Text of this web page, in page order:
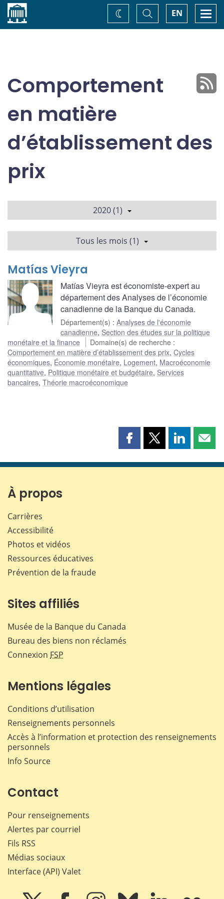
Accueil EN
Basculer
la
recherche
Changez
de
Comportement
en matière
d’établissement des
prix
2020 (1)
Tous les mois (1)
Matías Vieyra
Matías Vieyra est économiste-expert au
département des Analyses de l’économie
canadienne de la Banque du Canada.
Département(s) : Analyses de l'économie
canadienne, Section des études sur la politique
monétaire et la finance
Domaine(s) de recherche :
Comportement en matière d’établissement des prix, Cycles
économiques, Économie monétaire, Logement, Macroéconomie
quantitative, Politique monétaire et budgétaire, Services
bancaires, Théorie macroéconomique
Partager
page
Partager
page
Partager
page page
À propos
Carrières
Accessibilité
Photos et vidéos
Ressources éducatives
Prévention de la fraude
Sites affiliés
Musée de la Banque du Canada
Bureau des biens non réclamés
Connexion FSP
Mentions légales
Conditions d’utilisation
Renseignements personnels
Accès à l’information et protection des renseignements
personnels
Info Source
Contact
Pour renseignements
Alertes par courriel
Fils RSS
Médias sociaux
Interface (API) Valet